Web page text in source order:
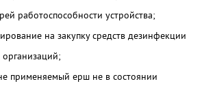
работоспособности устройства;
на закупку средств дезинфекции
применяемый ерш не в состоянии